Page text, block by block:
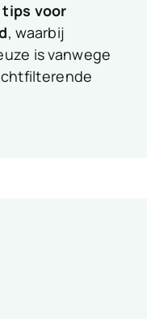
voor
, waarbij
is vanwege